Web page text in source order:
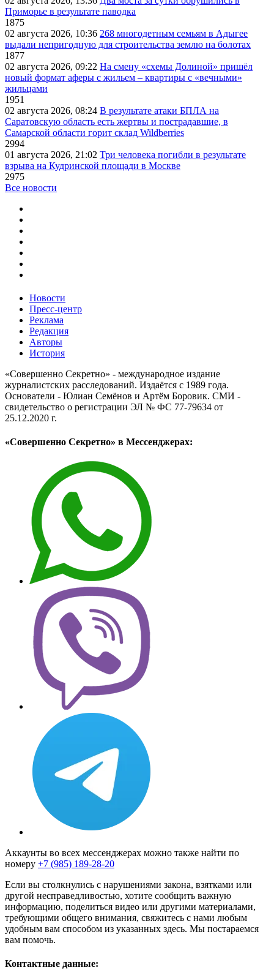
Приморье в результате паводка
1875
02 августа 2026, 10:36 268 многодетным семьям в Адыгее
выдали непригодную для строительства землю на болотах
1877
02 августа 2026, 09:22 На смену «схемы Долиной» пришёл
новый формат аферы с жильем – квартиры с «вечными»
жильцами
1951
02 августа 2026, 08:24 В результате атаки БПЛА на
Саратовскую область есть жертвы и пострадавшие, в
Самарской области горит склад Wildberries
2994
01 августа 2026, 21:02 Три человека погибли в результате
взрыва на Кудринской площади в Москве
2975
Все новости
Новости
Пресс-центр
Реклама
Редакция
Авторы
История
«Совершенно Секретно» - международное издание
журналистских расследований. Издаётся с 1989 года.
Основатели - Юлиан Семёнов и Артём Боровик. CМИ -
свидетельство о регистрации ЭЛ № ФС 77-79634 от
25.12.2020 г.
«Совершенно Секретно» в Мессенджерах:
Аккаунты во всех мессенджерах можно также найти по
номеру +7 (985) 189-28-20
Если вы столкнулись с нарушениями закона, взятками или
другой несправедливостью, хотите сообщить важную
информацию, поделиться видео или другими материалами,
требующими общего внимания, свяжитесь с нами любым
удобным вам способом из указанных здесь. Мы постараемся
вам помочь.
Контактные данные: